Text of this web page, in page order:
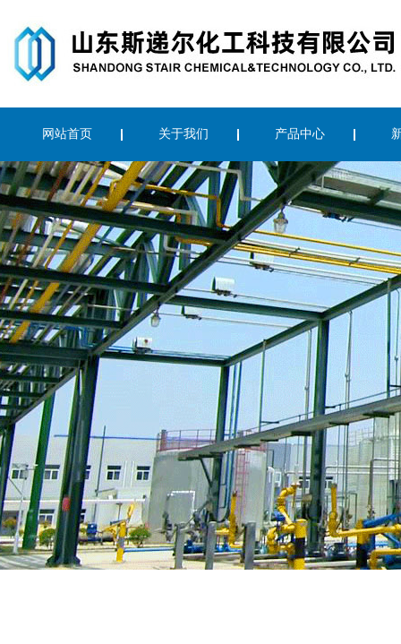
网站首页 关于我们 产品中心